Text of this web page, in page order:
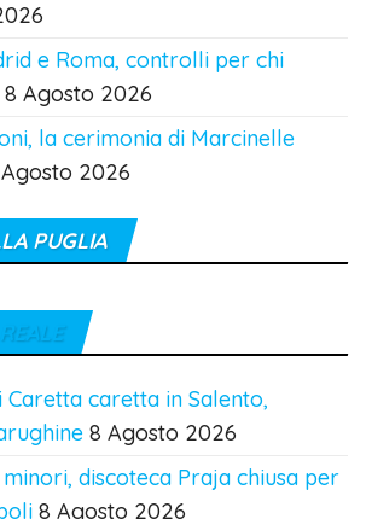
e Roma, controlli per chi
8 Agosto 2026
la cerimonia di Marcinelle
2026
PUGLIA
Caretta caretta in Salento,
8 Agosto 2026
minori, discoteca Praja chiusa per
8 Agosto 2026